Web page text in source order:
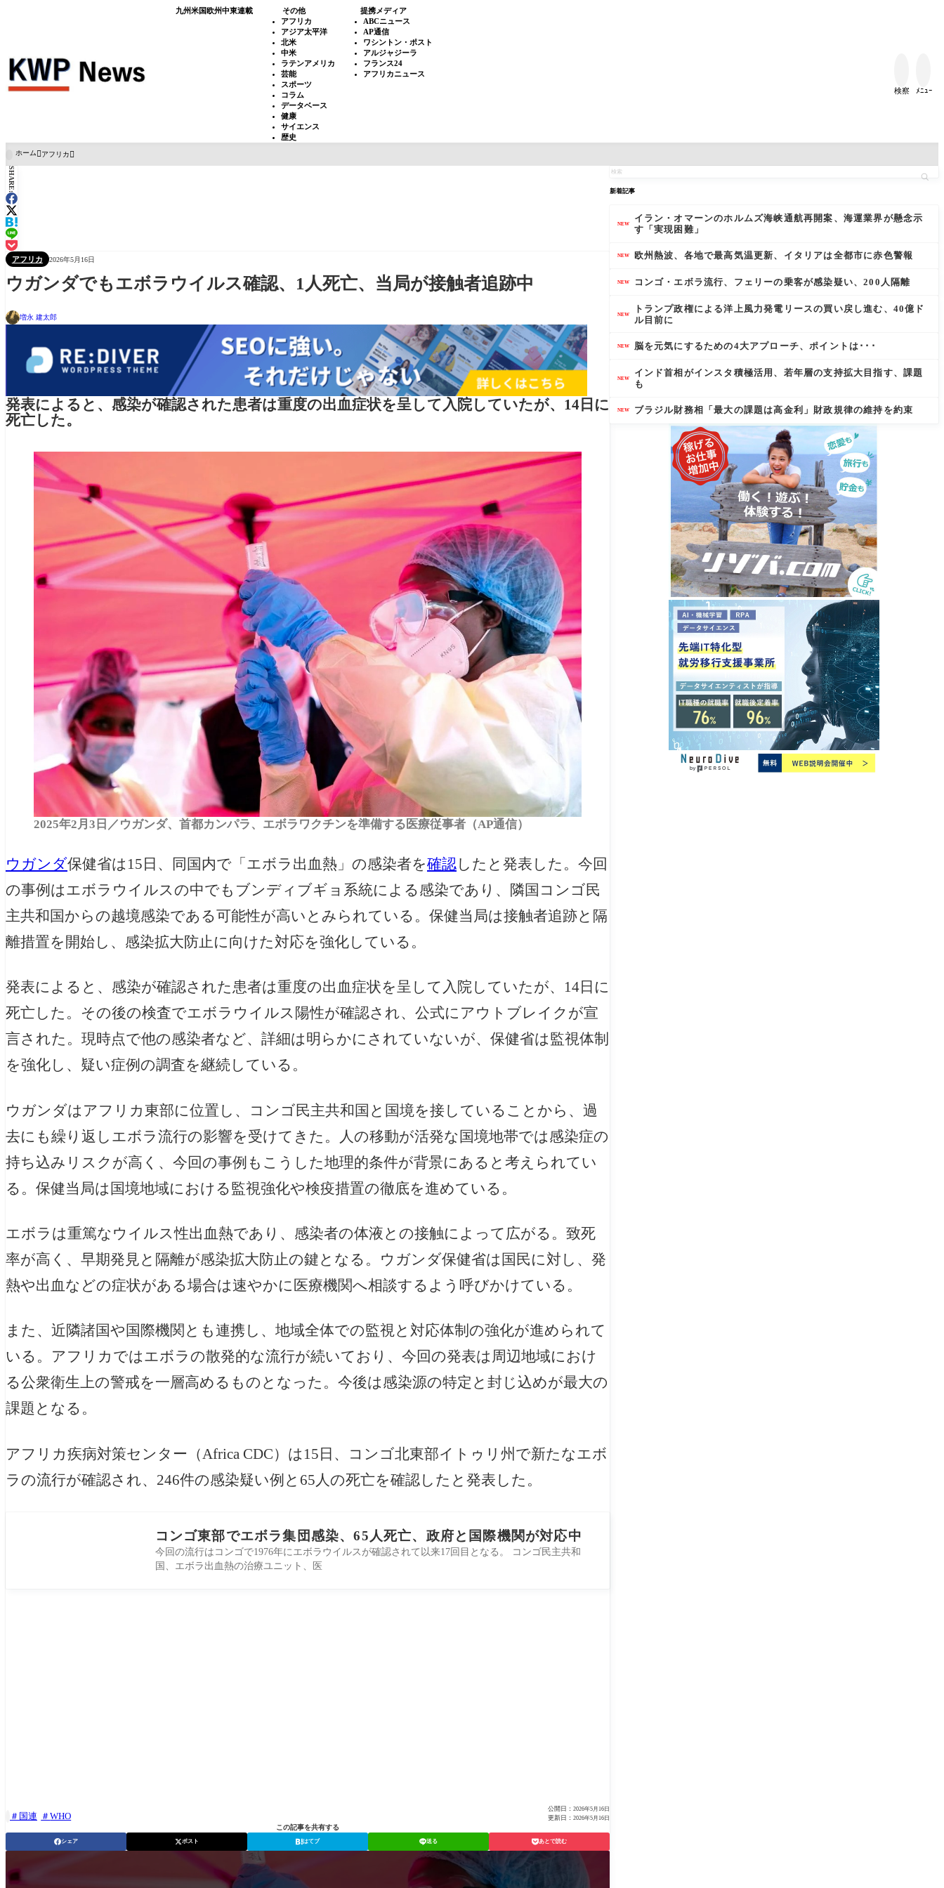
九州米国欧州中東連載
その他
アフリカ
アジア太平洋
北米
中米
ラテンアメリカ
芸能
スポーツ
コラム
データベース
健康
サイエンス
歴史
提携メディア
ABCニュース
AP通信
ワシントン・ポスト
アルジャジーラ
フランス24
アフリカニュース
検察 ﾒﾆｭｰ
ホーム アフリカ
SHARE:
アフリカ 2026年5月16日
ウガンダでもエボラウイルス確認、1人死亡、当局が接触者追跡中
増永 建太郎
発表によると、感染が確認された患者は重度の出血症状を呈して入院していたが、14日に
死亡した。
2025年2月3日／ウガンダ、首都カンパラ、エボラワクチンを準備する医療従事者（AP通信）
ウガンダ保健省は15日、同国内で「エボラ出血熱」の感染者を確認したと発表した。今回
の事例はエボラウイルスの中でもブンディブギョ系統による感染であり、隣国コンゴ民
主共和国からの越境感染である可能性が高いとみられている。保健当局は接触者追跡と隔
離措置を開始し、感染拡大防止に向けた対応を強化している。
発表によると、感染が確認された患者は重度の出血症状を呈して入院していたが、14日に
死亡した。その後の検査でエボラウイルス陽性が確認され、公式にアウトブレイクが宣
言された。現時点で他の感染者など、詳細は明らかにされていないが、保健省は監視体制
を強化し、疑い症例の調査を継続している。
ウガンダはアフリカ東部に位置し、コンゴ民主共和国と国境を接していることから、過
去にも繰り返しエボラ流行の影響を受けてきた。人の移動が活発な国境地帯では感染症の
持ち込みリスクが高く、今回の事例もこうした地理的条件が背景にあると考えられてい
る。保健当局は国境地域における監視強化や検疫措置の徹底を進めている。
エボラは重篤なウイルス性出血熱であり、感染者の体液との接触によって広がる。致死
率が高く、早期発見と隔離が感染拡大防止の鍵となる。ウガンダ保健省は国民に対し、発
熱や出血などの症状がある場合は速やかに医療機関へ相談するよう呼びかけている。
また、近隣諸国や国際機関とも連携し、地域全体での監視と対応体制の強化が進められて
いる。アフリカではエボラの散発的な流行が続いており、今回の発表は周辺地域におけ
る公衆衛生上の警戒を一層高めるものとなった。今後は感染源の特定と封じ込めが最大の
課題となる。
アフリカ疾病対策センター（Africa CDC）は15日、コンゴ北東部イトゥリ州で新たなエボ
ラの流行が確認され、246件の感染疑い例と65人の死亡を確認したと発表した。
コンゴ東部でエボラ集団感染、65人死亡、政府と国際機関が対応中
今回の流行はコンゴで1976年にエボラウイルスが確認されて以来17回目となる。 コンゴ民主共和
国、エボラ出血熱の治療ユニット、医
国連 WHO
公開日： 2026年5月16日
更新日： 2026年5月16日
この記事を共有する
シェア ポスト はてブ 送る あとで読む
新着記事
NEW
イラン・オマーンのホルムズ海峡通航再開案、海運業界が懸念示
す「実現困難」
NEW 欧州熱波、各地で最高気温更新、イタリアは全都市に赤色警報
NEW コンゴ・エボラ流行、フェリーの乗客が感染疑い、200人隔離
NEW
トランプ政権による洋上風力発電リースの買い戻し進む、40億ド
ル目前に
NEW 脳を元気にするための4大アプローチ、ポイントは･･･
NEW
インド首相がインスタ積極活用、若年層の支持拡大目指す、課題
も
NEW ブラジル財務相「最大の課題は高金利」財政規律の維持を約束